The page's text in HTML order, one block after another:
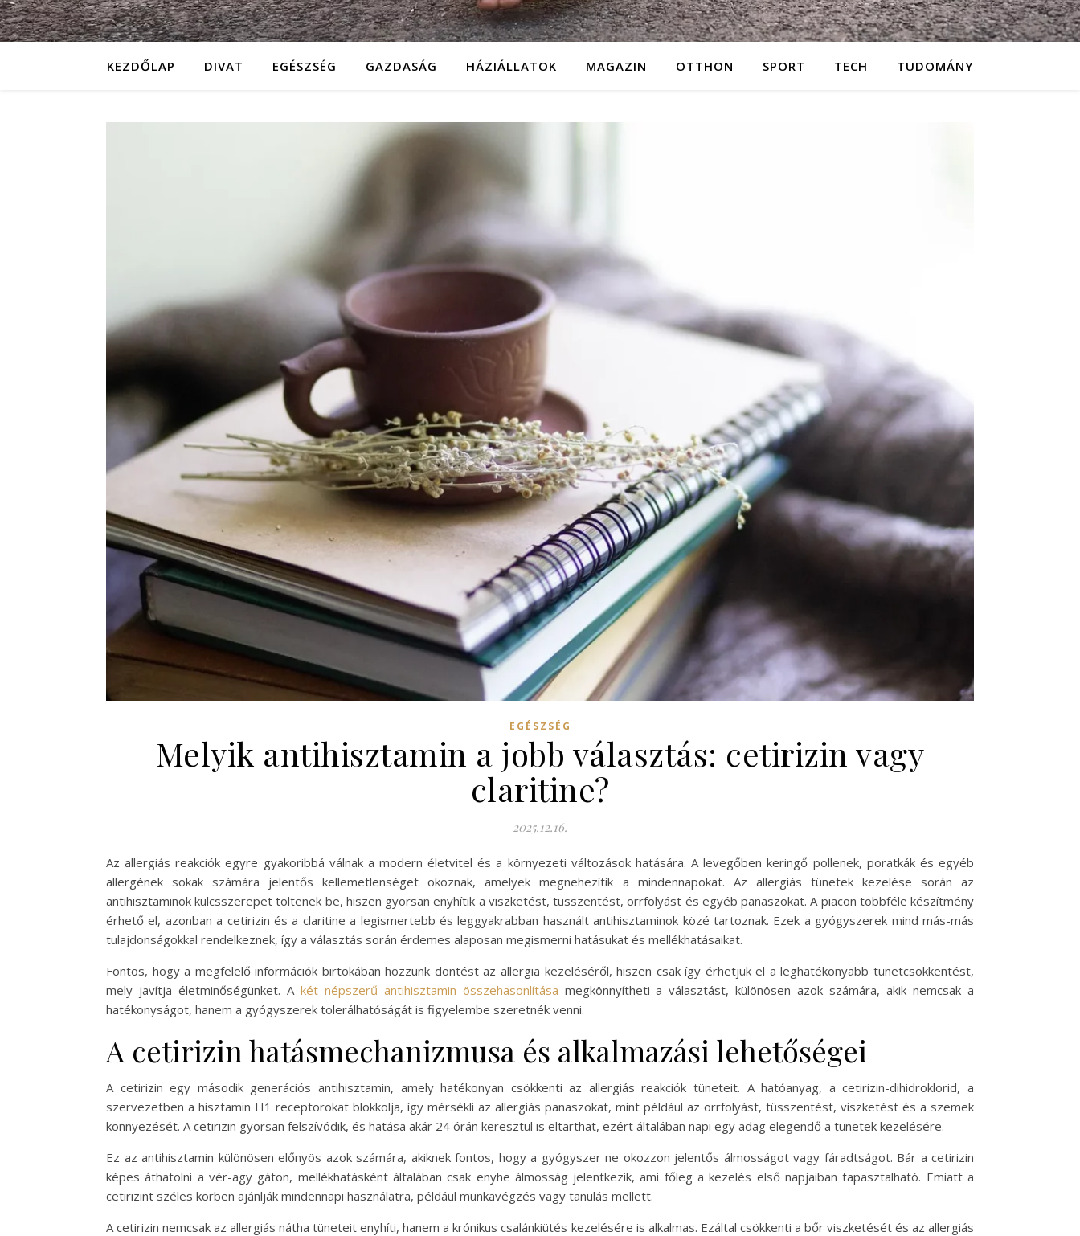
KEZDŐLAP DIVAT EGÉSZSÉG GAZDASÁG HÁZIÁLLATOK MAGAZIN OTTHON SPORT TECH TUDOMÁNY
EGÉSZSÉG
Melyik antihisztamin a jobb választás: cetirizin vagy
claritine?
2025.12.16.
Az allergiás reakciók egyre gyakoribbá válnak a modern életvitel és a környezeti változások hatására. A levegőben keringő pollenek, poratkák és egyéb
allergének sokak számára jelentős kellemetlenséget okoznak, amelyek megnehezítik a mindennapokat. Az allergiás tünetek kezelése során az
antihisztaminok kulcsszerepet töltenek be, hiszen gyorsan enyhítik a viszketést, tüsszentést, orrfolyást és egyéb panaszokat. A piacon többféle készítmény
érhető el, azonban a cetirizin és a claritine a legismertebb és leggyakrabban használt antihisztaminok közé tartoznak. Ezek a gyógyszerek mind más-más
tulajdonságokkal rendelkeznek, így a választás során érdemes alaposan megismerni hatásukat és mellékhatásaikat.
Fontos, hogy a megfelelő információk birtokában hozzunk döntést az allergia kezeléséről, hiszen csak így érhetjük el a leghatékonyabb tünetcsökkentést,
mely javítja életminőségünket. A két népszerű antihisztamin összehasonlítása megkönnyítheti a választást, különösen azok számára, akik nemcsak a
hatékonyságot, hanem a gyógyszerek tolerálhatóságát is figyelembe szeretnék venni.
A cetirizin hatásmechanizmusa és alkalmazási lehetőségei
A cetirizin egy második generációs antihisztamin, amely hatékonyan csökkenti az allergiás reakciók tüneteit. A hatóanyag, a cetirizin-dihidroklorid, a
szervezetben a hisztamin H1 receptorokat blokkolja, így mérsékli az allergiás panaszokat, mint például az orrfolyást, tüsszentést, viszketést és a szemek
könnyezését. A cetirizin gyorsan felszívódik, és hatása akár 24 órán keresztül is eltarthat, ezért általában napi egy adag elegendő a tünetek kezelésére.
Ez az antihisztamin különösen előnyös azok számára, akiknek fontos, hogy a gyógyszer ne okozzon jelentős álmosságot vagy fáradtságot. Bár a cetirizin
képes áthatolni a vér-agy gáton, mellékhatásként általában csak enyhe álmosság jelentkezik, ami főleg a kezelés első napjaiban tapasztalható. Emiatt a
cetirizint széles körben ajánlják mindennapi használatra, például munkavégzés vagy tanulás mellett.
A cetirizin nemcsak az allergiás nátha tüneteit enyhíti, hanem a krónikus csalánkiütés kezelésére is alkalmas. Ezáltal csökkenti a bőr viszketését és az allergiás